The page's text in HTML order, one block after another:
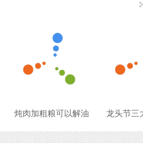
炖肉加粗粮可以解油 龙头节三